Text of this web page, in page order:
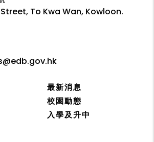
To Kwa Wan, Kowloon.
最新消息
校園動態
入學及升中